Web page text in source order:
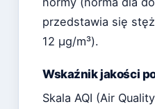
przedstawia się
12 µg/m³).
Wskaźnik jakości
Skala AQI (Air